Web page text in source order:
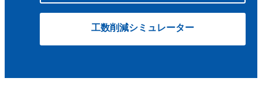
工数削減シミュレーター